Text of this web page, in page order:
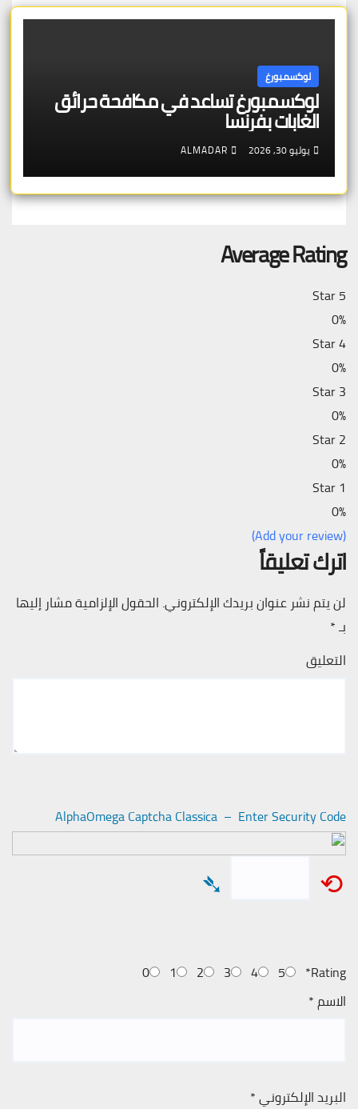
لوكسمبورغ
لوكسمبورغ تساعد في مكافحة حرائق
الغابات بفرنسا
يوليو 30, 2026 ALMADAR
Average Rating
5 Star
0%
4 Star
0%
3 Star
0%
2 Star
0%
1 Star
0%
(Add your review)
اترك تعليقاً
لن يتم نشر عنوان بريدك الإلكتروني. الحقول الإلزامية مشار إليها
بـ*
التعليق
AlphaOmega Captcha Classica – Enter Security Code
⟲
➴
Rating
*
5
4
3
2
1
0
الاسم*
البريد الإلكتروني*